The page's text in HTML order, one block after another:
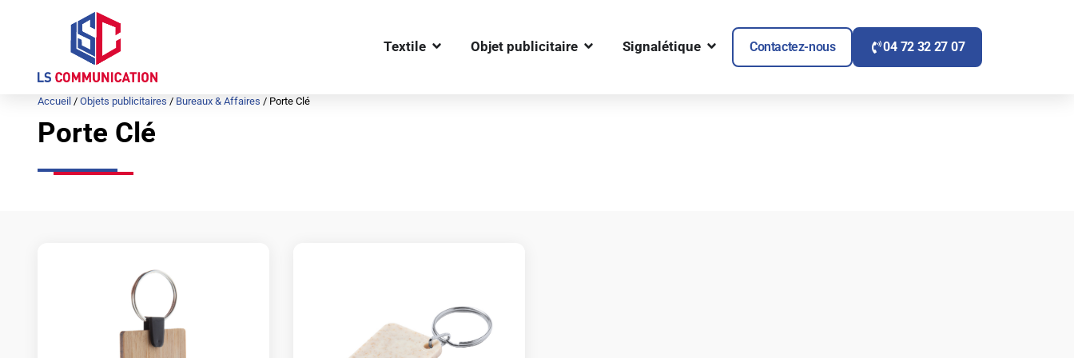
Textile OUVRIR TEXTILE
Objet publicitaire OUVRIR OBJET PUBLICITAIRE
Signalétique OUVRIR SIGNALÉTIQUE
Contactez-nous 04 72 32 27 07
Accueil / Objets publicitaires / Bureaux & Affaires / Porte Clé
Porte Clé